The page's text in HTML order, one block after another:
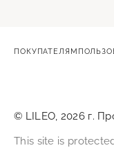
ПОКУПАТЕЛЯМ
© LILEO, 2026 г.
This site is